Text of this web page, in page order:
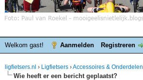
Welkom gast! Aanmelden Registreren
ligfietsers.nl › Ligfietsers ›Accessoires & Onderdelen
Wie heeft er een bericht geplaatst?